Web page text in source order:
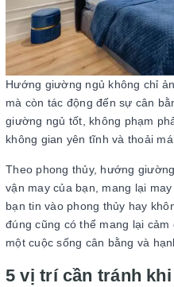
Hướng giường ngủ không chỉ
mà còn tác động đến sự cân
giường ngủ tốt, không phạm
không gian yên tĩnh và thoải
Theo phong thủy, hướng
vận may của bạn, mang lại
bạn tin vào phong thủy hay
đúng cũng có thể mang lại
một cuộc sống cân bằng và
5 vị trí cần tránh